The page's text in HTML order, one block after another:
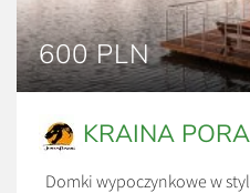
600 PLN
KRAINA
Domki wypoczynkowe w